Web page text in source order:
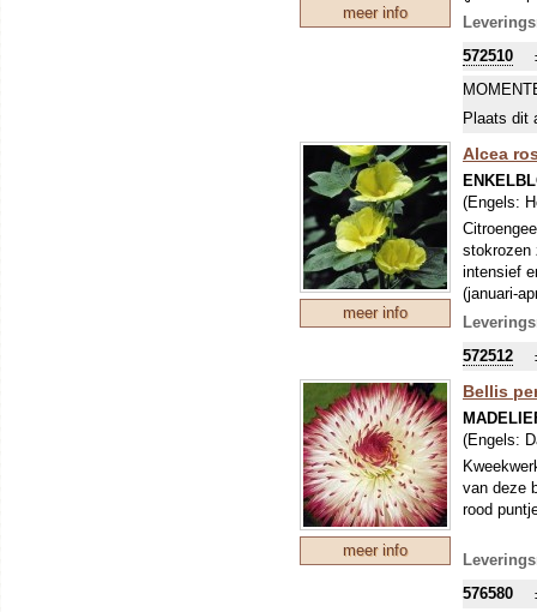
meer info
tweejarig.
vaak
572510
Plaats dit
meer info
Alcea
(Engels:
stokrozen
intensief
(januari-
tweejarig.
vaak
572512
meer info
Bellis
(Engels:
van deze
rood
576580